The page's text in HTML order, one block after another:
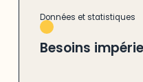
Données et statistiques
Besoins